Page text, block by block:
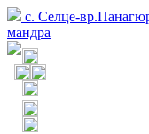
с. Селце-
мандра